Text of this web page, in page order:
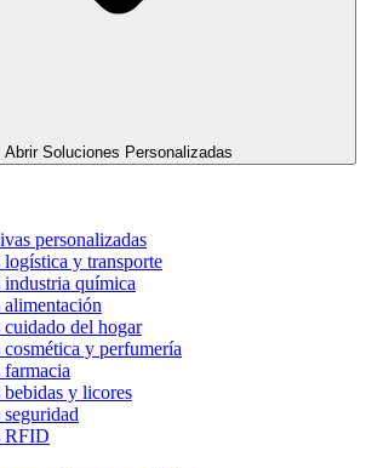
Abrir Soluciones Personalizadas
personalizadas
logística y transporte
industria química
alimentación
cuidado del hogar
cosmética y perfumería
farmacia
bebidas y licores
RFID